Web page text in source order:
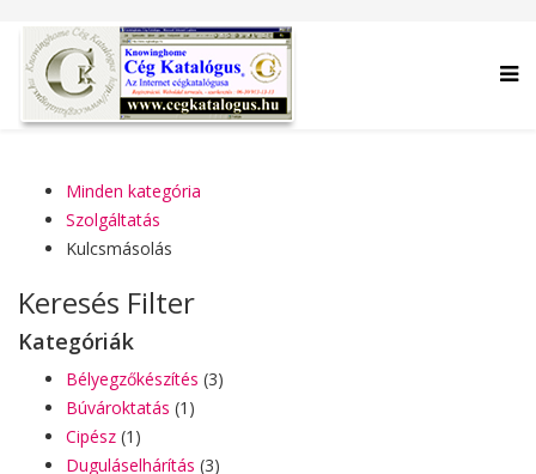
Minden kategória
Szolgáltatás
Kulcsmásolás
Keresés Filter
Kategóriák
Bélyegzőkészítés (3)
Búvároktatás (1)
Cipész (1)
Duguláselhárítás (3)